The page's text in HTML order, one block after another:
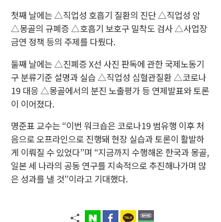
첫째 날에는 △직업성 호흡기 질환의 진단 △직업성 암
△몽골의 규폐증 △호흡기 보호구 밀착도 검사 △사업장
금연 정책 등의 주제를 다뤘다.
둘째 날에는 △진폐증 X선 사진 판독에 관한 국제노동기
구 분류기준 설명과 실습 △직업성 심혈관질환 △코로나
19 대응 △몽골에서의 분진 노출평가 등 연제발표와 토론
이 이어졌다.
명준표 교수는 “이번 워크숍은 코로나19 범유행 이후 처
음으로 오프라인으로 진행돼 현장 실습과 토론이 활발하
게 이뤄질 수 있었다”며 “지금까지 수행해온 한국과 몽골,
일본 세 나라의 공동 연구를 지속적으로 추진해나가며 많
은 성과를 낼 것”이라고 기대했다.